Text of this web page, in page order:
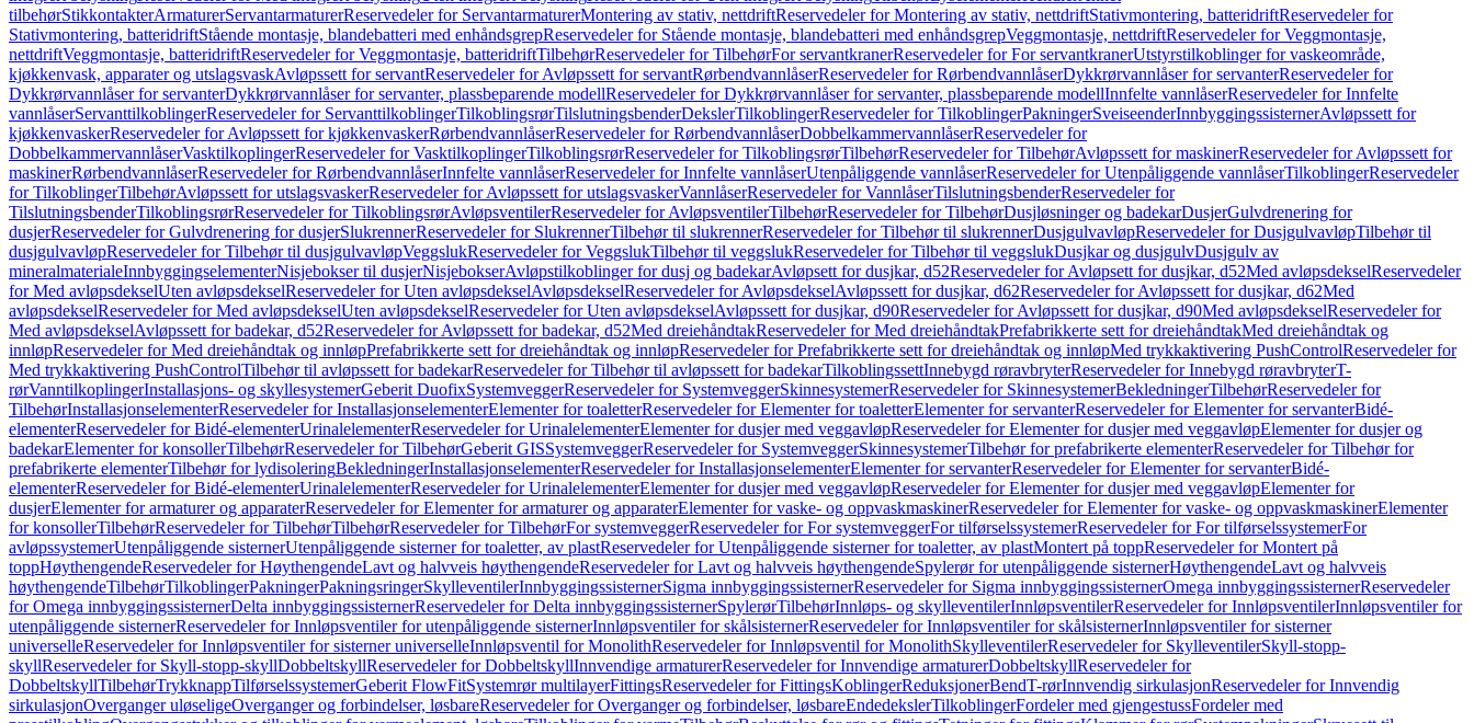
tilbehørStikkontakterArmaturerServantarmaturerReservedeler for ServantarmaturerMontering av stativ, nettdriftReservedeler for Montering av stativ, nettdriftStativmontering, batteridriftReservedeler for
Stativmontering, batteridriftStående montasje, blandebatteri med enhåndsgrepReservedeler for Stående montasje, blandebatteri med enhåndsgrepVeggmontasje, nettdriftReservedeler for Veggmontasje,
nettdriftVeggmontasje, batteridriftReservedeler for Veggmontasje, batteridriftTilbehørReservedeler for TilbehørFor servantkranerReservedeler for For servantkranerUtstyrstilkoblinger for vaskeområde,
kjøkkenvask, apparater og utslagsvaskAvløpssett for servantReservedeler for Avløpssett for servantRørbendvannlåserReservedeler for RørbendvannlåserDykkrørvannlåser for servanterReservedeler for
Dykkrørvannlåser for servanterDykkrørvannlåser for servanter, plassbeparende modellReservedeler for Dykkrørvannlåser for servanter, plassbeparende modellInnfelte vannlåserReservedeler for Innfelte
vannlåserServanttilkoblingerReservedeler for ServanttilkoblingerTilkoblingsrørTilslutningsbenderDekslerTilkoblingerReservedeler for TilkoblingerPakningerSveiseenderInnbyggingssisternerAvløpssett for
kjøkkenvaskerReservedeler for Avløpssett for kjøkkenvaskerRørbendvannlåserReservedeler for RørbendvannlåserDobbelkammervannlåserReservedeler for
DobbelkammervannlåserVasktilkoplingerReservedeler for VasktilkoplingerTilkoblingsrørReservedeler for TilkoblingsrørTilbehørReservedeler for TilbehørAvløpssett for maskinerReservedeler for Avløpssett for
maskinerRørbendvannlåserReservedeler for RørbendvannlåserInnfelte vannlåserReservedeler for Innfelte vannlåserUtenpåliggende vannlåserReservedeler for Utenpåliggende vannlåserTilkoblingerReservedeler
for TilkoblingerTilbehørAvløpssett for utslagsvaskerReservedeler for Avløpssett for utslagsvaskerVannlåserReservedeler for VannlåserTilslutningsbenderReservedeler for
TilslutningsbenderTilkoblingsrørReservedeler for TilkoblingsrørAvløpsventilerReservedeler for AvløpsventilerTilbehørReservedeler for TilbehørDusjløsninger og badekarDusjerGulvdrenering for
dusjerReservedeler for Gulvdrenering for dusjerSlukrennerReservedeler for SlukrennerTilbehør til slukrennerReservedeler for Tilbehør til slukrennerDusjgulvavløpReservedeler for DusjgulvavløpTilbehør til
dusjgulvavløpReservedeler for Tilbehør til dusjgulvavløpVeggslukReservedeler for VeggslukTilbehør til veggslukReservedeler for Tilbehør til veggslukDusjkar og dusjgulvDusjgulv av
mineralmaterialeInnbyggingselementerNisjebokser til dusjerNisjebokserAvløpstilkoblinger for dusj og badekarAvløpsett for dusjkar, d52Reservedeler for Avløpsett for dusjkar, d52Med avløpsdekselReservedeler
for Med avløpsdekselUten avløpsdekselReservedeler for Uten avløpsdekselAvløpsdekselReservedeler for AvløpsdekselAvløpssett for dusjkar, d62Reservedeler for Avløpssett for dusjkar, d62Med
avløpsdekselReservedeler for Med avløpsdekselUten avløpsdekselReservedeler for Uten avløpsdekselAvløpssett for dusjkar, d90Reservedeler for Avløpssett for dusjkar, d90Med avløpsdekselReservedeler for
Med avløpsdekselAvløpssett for badekar, d52Reservedeler for Avløpssett for badekar, d52Med dreiehåndtakReservedeler for Med dreiehåndtakPrefabrikkerte sett for dreiehåndtakMed dreiehåndtak og
innløpReservedeler for Med dreiehåndtak og innløpPrefabrikkerte sett for dreiehåndtak og innløpReservedeler for Prefabrikkerte sett for dreiehåndtak og innløpMed trykkaktivering PushControlReservedeler for
Med trykkaktivering PushControlTilbehør til avløpssett for badekarReservedeler for Tilbehør til avløpssett for badekarTilkoblingssettInnebygd røravbryterReservedeler for Innebygd røravbryterT-
rørVanntilkoplingerInstallasjons- og skyllesystemerGeberit DuofixSystemveggerReservedeler for SystemveggerSkinnesystemerReservedeler for SkinnesystemerBekledningerTilbehørReservedeler for
TilbehørInstallasjonselementerReservedeler for InstallasjonselementerElementer for toaletterReservedeler for Elementer for toaletterElementer for servanterReservedeler for Elementer for servanterBidé-
elementerReservedeler for Bidé-elementerUrinalelementerReservedeler for UrinalelementerElementer for dusjer med veggavløpReservedeler for Elementer for dusjer med veggavløpElementer for dusjer og
badekarElementer for konsollerTilbehørReservedeler for TilbehørGeberit GISSystemveggerReservedeler for SystemveggerSkinnesystemerTilbehør for prefabrikerte elementerReservedeler for Tilbehør for
prefabrikerte elementerTilbehør for lydisoleringBekledningerInstallasjonselementerReservedeler for InstallasjonselementerElementer for servanterReservedeler for Elementer for servanterBidé-
elementerReservedeler for Bidé-elementerUrinalelementerReservedeler for UrinalelementerElementer for dusjer med veggavløpReservedeler for Elementer for dusjer med veggavløpElementer for
dusjerElementer for armaturer og apparaterReservedeler for Elementer for armaturer og apparaterElementer for vaske- og oppvaskmaskinerReservedeler for Elementer for vaske- og oppvaskmaskinerElementer
for konsollerTilbehørReservedeler for TilbehørTilbehørReservedeler for TilbehørFor systemveggerReservedeler for For systemveggerFor tilførselssystemerReservedeler for For tilførselssystemerFor
avløpssystemerUtenpåliggende sisternerUtenpåliggende sisterner for toaletter, av plastReservedeler for Utenpåliggende sisterner for toaletter, av plastMontert på toppReservedeler for Montert på
toppHøythengendeReservedeler for HøythengendeLavt og halvveis høythengendeReservedeler for Lavt og halvveis høythengendeSpylerør for utenpåliggende sisternerHøythengendeLavt og halvveis
høythengendeTilbehørTilkoblingerPakningerPakningsringerSkylleventilerInnbyggingssisternerSigma innbyggingssisternerReservedeler for Sigma innbyggingssisternerOmega innbyggingssisternerReservedeler
for Omega innbyggingssisternerDelta innbyggingssisternerReservedeler for Delta innbyggingssisternerSpylerørTilbehørInnløps- og skylleventilerInnløpsventilerReservedeler for InnløpsventilerInnløpsventiler for
utenpåliggende sisternerReservedeler for Innløpsventiler for utenpåliggende sisternerInnløpsventiler for skålsisternerReservedeler for Innløpsventiler for skålsisternerInnløpsventiler for sisterner
universelleReservedeler for Innløpsventiler for sisterner universelleInnløpsventil for MonolithReservedeler for Innløpsventil for MonolithSkylleventilerReservedeler for SkylleventilerSkyll-stopp-
skyllReservedeler for Skyll-stopp-skyllDobbeltskyllReservedeler for DobbeltskyllInnvendige armaturerReservedeler for Innvendige armaturerDobbeltskyllReservedeler for
DobbeltskyllTilbehørTrykknappTilførselssystemerGeberit FlowFitSystemrør multilayerFittingsReservedeler for FittingsKoblingerReduksjonerBendT-rørInnvendig sirkulasjonReservedeler for Innvendig
sirkulasjonOverganger uløseligeOverganger og forbindelser, løsbareReservedeler for Overganger og forbindelser, løsbareEndedekslerTilkoblingerFordeler med gjengestussFordeler med